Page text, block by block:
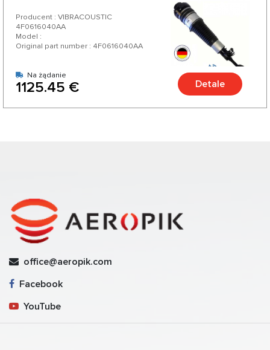
Producent : VIBRACOUSTIC
4F0616040AA
Model :
Original part number : 4F0616040AA
Na żądanie
1125.45 € Detale
office@aeropik.com
Facebook
YouTube